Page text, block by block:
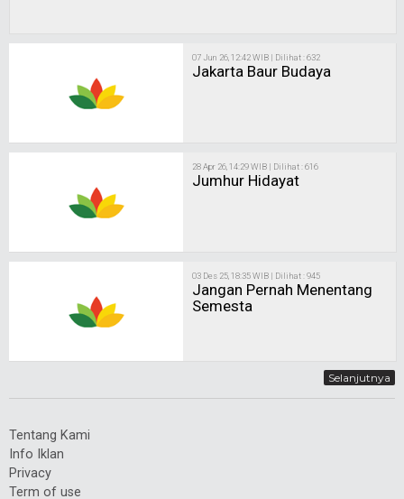
07 Jun 26, 12:42 WIB | Dilihat : 632
Jakarta Baur Budaya
28 Apr 26, 14:29 WIB | Dilihat : 616
Jumhur Hidayat
03 Des 25, 18:35 WIB | Dilihat : 945
Jangan Pernah Menentang
Semesta
Selanjutnya
Tentang Kami
Info Iklan
Privacy
Term of use